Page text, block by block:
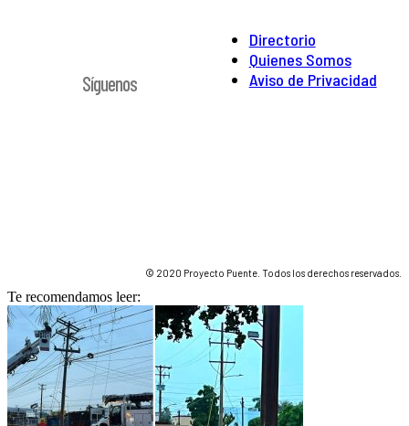
Directorio
Quienes Somos
Aviso de Privacidad
Síguenos
© 2020 Proyecto Puente. Todos los derechos reservados.
Te recomendamos leer: